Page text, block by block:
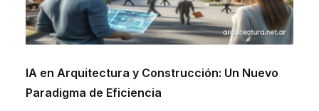
IA en Arquitectura y Construcción: Un Nuevo
Paradigma de Eficiencia